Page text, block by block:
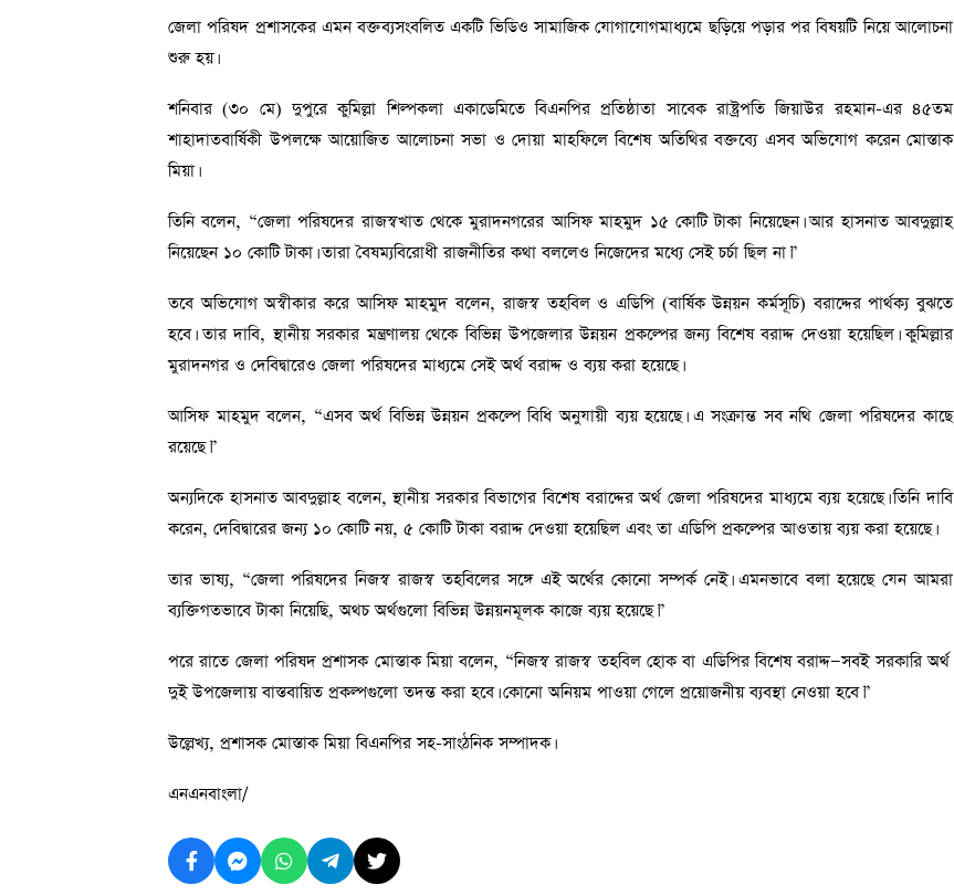
জেলা পরিষদ প্রশাসকের এমন বক্তব্যসংবলিত একটি ভিডিও সামাজিক যোগাযোগমাধ্যমে ছড়িয়ে পড়ার পর বিষয়টি নিয়ে আলোচনা
শুরু হয়।
শনিবার (৩০ মে) দুপুরে কুমিল্লা শিল্পকলা একাডেমিতে বিএনপির প্রতিষ্ঠাতা সাবেক রাষ্ট্রপতি জিয়াউর রহমান-এর ৪৫তম
শাহাদাতবার্ষিকী উপলক্ষে আয়োজিত আলোচনা সভা ও দোয়া মাহফিলে বিশেষ অতিথির বক্তব্যে এসব অভিযোগ করেন মোস্তাক
মিয়া।
তিনি বলেন, “জেলা পরিষদের রাজস্বখাত থেকে মুরাদনগরের আসিফ মাহমুদ ১৫ কোটি টাকা নিয়েছেন। আর হাসনাত আবদুল্লাহ
নিয়েছেন ১০ কোটি টাকা। তারা বৈষম্যবিরোধী রাজনীতির কথা বললেও নিজেদের মধ্যে সেই চর্চা ছিল না।”
তবে অভিযোগ অস্বীকার করে আসিফ মাহমুদ বলেন, রাজস্ব তহবিল ও এডিপি (বার্ষিক উন্নয়ন কর্মসূচি) বরাদ্দের পার্থক্য বুঝতে
হবে। তার দাবি, স্থানীয় সরকার মন্ত্রণালয় থেকে বিভিন্ন উপজেলার উন্নয়ন প্রকল্পের জন্য বিশেষ বরাদ্দ দেওয়া হয়েছিল। কুমিল্লার
মুরাদনগর ও দেবিদ্বারেও জেলা পরিষদের মাধ্যমে সেই অর্থ বরাদ্দ ও ব্যয় করা হয়েছে।
আসিফ মাহমুদ বলেন, “এসব অর্থ বিভিন্ন উন্নয়ন প্রকল্পে বিধি অনুযায়ী ব্যয় হয়েছে। এ সংক্রান্ত সব নথি জেলা পরিষদের কাছে
রয়েছে।”
অন্যদিকে হাসনাত আবদুল্লাহ বলেন, স্থানীয় সরকার বিভাগের বিশেষ বরাদ্দের অর্থ জেলা পরিষদের মাধ্যমে ব্যয় হয়েছে। তিনি দাবি
করেন, দেবিদ্বারের জন্য ১০ কোটি নয়, ৫ কোটি টাকা বরাদ্দ দেওয়া হয়েছিল এবং তা এডিপি প্রকল্পের আওতায় ব্যয় করা হয়েছে।
তার ভাষ্য, “জেলা পরিষদের নিজস্ব রাজস্ব তহবিলের সঙ্গে এই অর্থের কোনো সম্পর্ক নেই। এমনভাবে বলা হয়েছে যেন আমরা
ব্যক্তিগতভাবে টাকা নিয়েছি, অথচ অর্থগুলো বিভিন্ন উন্নয়নমূলক কাজে ব্যয় হয়েছে।”
পরে রাতে জেলা পরিষদ প্রশাসক মোস্তাক মিয়া বলেন, “নিজস্ব রাজস্ব তহবিল হোক বা এডিপির বিশেষ বরাদ্দ—সবই সরকারি অর্থ।
দুই উপজেলায় বাস্তবায়িত প্রকল্পগুলো তদন্ত করা হবে। কোনো অনিয়ম পাওয়া গেলে প্রয়োজনীয় ব্যবস্থা নেওয়া হবে।”
উল্লেখ্য, প্রশাসক মোস্তাক মিয়া বিএনপির সহ-সাংঠনিক সম্পাদক।
এনএনবাংলা/